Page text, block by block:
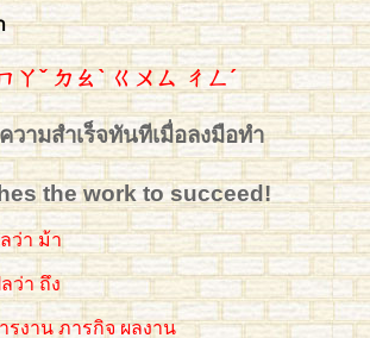
ˇ ㄉㄠˋ ㄍㄨㄙ ㄔㄥˊ
ามสำเร็จทันทีเมื่อลงมือทำ
the work to succeed!
า ม้า
ว่า ถึง
งาน ภารกิจ ผลงาน
IMG_5671 edited small